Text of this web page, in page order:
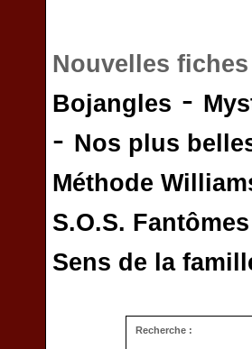
Nouvelles
Bojangles -
- Nos plus
Méthode
S.O.S.
Sens de la
Recherche :